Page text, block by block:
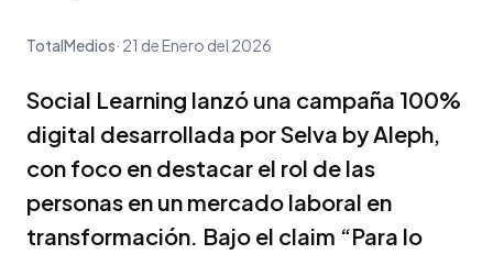
TotalMedios 21 de Enero del 2026
Social Learning lanzó una campaña 100%
digital desarrollada por Selva by Aleph,
con foco en destacar el rol de las
personas en un mercado laboral en
transformación. Bajo el claim “Para lo